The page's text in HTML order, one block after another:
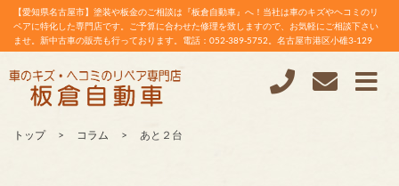
【愛知県名古屋市】塗装や板金のご相談は『板倉自動車』へ！当社は車のキズやヘコミのリ
ペアに特化した専門店です。ご予算に合わせた修理を致しますので、お気軽にご相談下さい
ませ。新中古車の販売も行っております。電話：052-389-5752。名古屋市港区小碓3-129
トップ コラム あと２台